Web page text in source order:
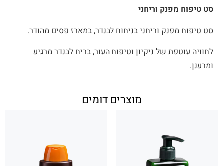
סט טיפוח מפנק וריחני
סט טיפוח מפנק וריחני בניחוח לבנדר, במארז פסים מהודר.
לחוויה עוטפת של ניקיון וטיפוח העור, בריח לבנדר מרגיע
ומרענן.
מוצרים דומים